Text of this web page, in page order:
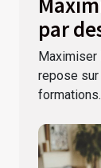
par
Maximiser
repose